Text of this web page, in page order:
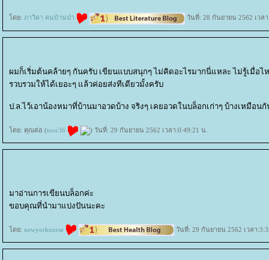
ดย: ภาวิดา คนบ้านป่า วันที่: 28 กันยายน 2562 เวล
ผมก็เริ่มต้นคล้ายๆ กันครับ เขียนแบบสนุกๆ ไม่คิดอะไรมากนี่แหละ ไม่รู้เมื่อไ
รวบรวมให้ได้เยอะๆ แล้วค่อยส่งทีเดียวมั้งครับ
ป.ล.ไว้เอาน้องหมาที่บ้านมาอวดบ้าง จริงๆ เคยอวดในบล็อกเก่าๆ บ้างเหมือนกั
ดย: คุณต่อ (toor36 ) วันที่: 29 กันยายน 2562 เวลา:0:49:21 น.
มาอ่านการเขียนบล็อกค่ะ
ขอบคุณที่นำมาแบ่งปันนะคะ
ดย: newyorknurse วันที่: 29 กันยายน 2562 เวลา